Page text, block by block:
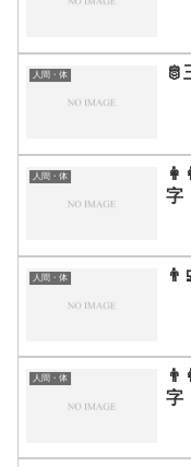
人間・体 🫅
人間・体
字
人間・体
人間・体
字